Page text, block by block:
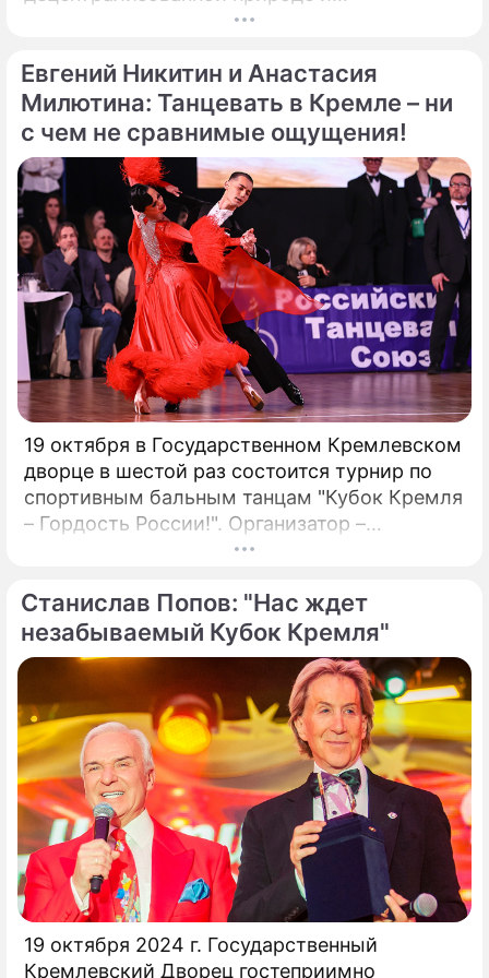
безграничной функциональности Биткойн
возможности для расширения своего
присутствия. Однако наряду с
преимуществами возникают и серьезные
проблемы, особенно в нормативно-
правовой сфере. Понимание этих
препятствий имеет важное значение для
предприятий, рассматривающих
возможность внедрения Биткойна.
Евгений Никитин и Анастасия
Милютина: Танцевать в Кремле – ни
с чем не сравнимые ощущения!
19 октября в Государственном Кремлевском
дворце в шестой раз состоится турнир по
спортивным бальным танцам "Кубок Кремля
– Гордость России!". Организатор –
президент Российского танцевального
народный артист России Станислав Попов.
Станислав Попов: "Нас ждет
незабываемый Кубок Кремля"
19 октября 2024 г. Государственный
Кремлевский Дворец гостеприимно